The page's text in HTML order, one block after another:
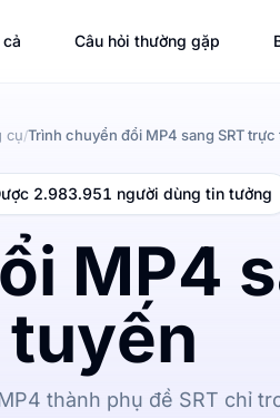
cả Câu hỏi thường gặp
cụ/Trình chuyển đổi MP4 sang SRT trực
2.983.951 người dùng tin tưởng
MP4
tuyến
thành phụ đề SRT chỉ